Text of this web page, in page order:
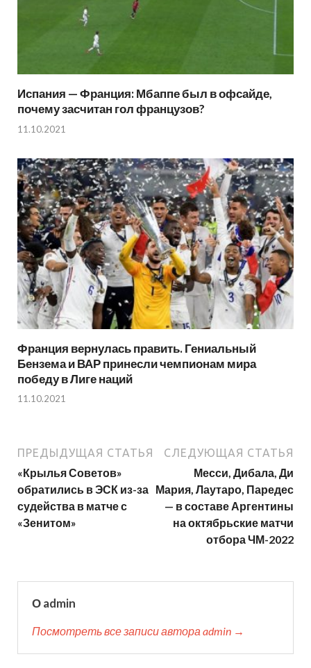
Испания — Франция: Мбаппе был в офсайде,
почему засчитан гол французов?
11.10.2021
Франция вернулась править. Гениальный
Бензема и ВАР принесли чемпионам мира
победу в Лиге наций
11.10.2021
ПРЕДЫДУЩАЯ СТАТЬЯ
«Крылья Советов»
обратились в ЭСК из-за
судейства в матче с
«Зенитом»
СЛЕДУЮЩАЯ СТАТЬЯ
Месси, Дибала, Ди
Мария, Лаутаро, Паредес
— в составе Аргентины
на октябрьские матчи
отбора ЧМ-2022
О admin
Посмотреть все записи автора admin →